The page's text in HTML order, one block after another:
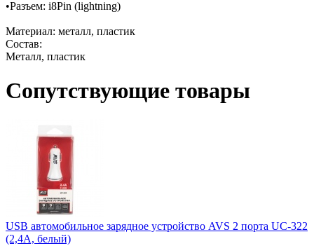
•Разъем: i8Pin (lightning)
Материал: металл, пластик
Состав:
Металл, пластик
Сопутствующие товары
USB автомобильное зарядное устройство AVS 2 порта UC-322
(2,4А, белый)